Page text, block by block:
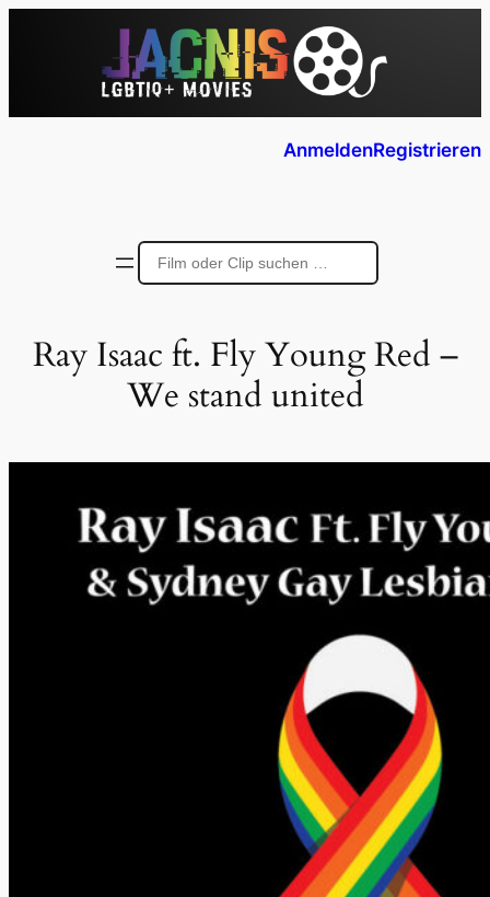
AnmeldenRegistrieren
Ray Isaac ft. Fly Young Red –
We stand united